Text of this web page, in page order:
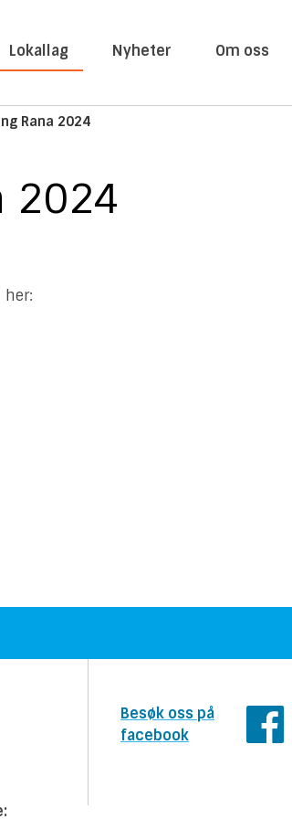
Lokallag Nyheter Om oss
Rana 2024
2024
her:
Besøk oss på
facebook